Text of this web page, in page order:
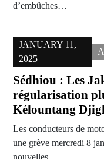
d’embûches…
JANUARY 11,
2025
Sédhiou : Les
régularisation
Kélountang
Les conducteurs de
une grève mercredi 8